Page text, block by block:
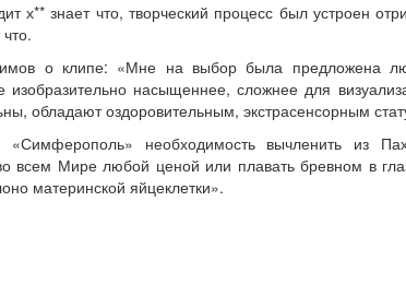
х** знает что, творческий процесс был устроен
о клипе: «Мне на выбор была предложена
насыщеннее, сложнее для
обладают оздоровительным, экстрасенсорным
необходимость вычленить из
всем Мире любой ценой или плавать бревном в
материнской яйцеклетки».